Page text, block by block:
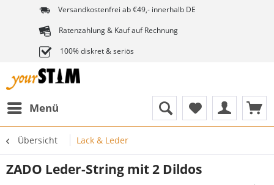
Versandkostenfrei ab €49,- innerhalb DE
Ratenzahlung & Kauf auf Rechnung
100% diskret & seriös
Menü
Übersicht Lack & Leder
ZADO Leder-String mit 2 Dildos